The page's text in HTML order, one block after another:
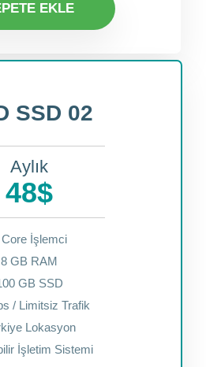
EKLE
SSD 02
Aylık
48$
İşlemci
8 GB RAM
GB SSD
/ Limitsiz Trafik
Lokasyon
İşletim Sistemi